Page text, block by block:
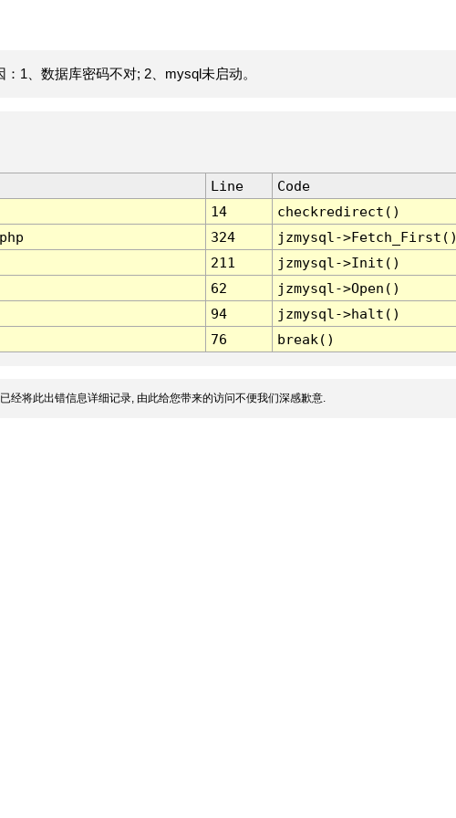
1、数据库密码不对; 2、mysql未启动。
Line
Code
14
checkredirect()
324
jzmysql-
211
jzmysql->Init()
62
jzmysql->Open()
94
jzmysql->halt()
76 break()
经将此出错信息详细记录, 由此给您带来的访问不便我们深感歉意.